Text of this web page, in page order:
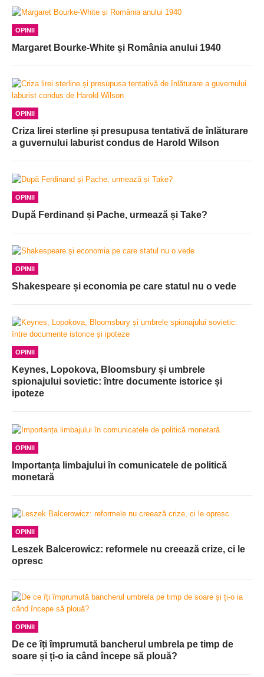
OPINII
Margaret Bourke-White și România anului 1940
OPINII
Criza lirei sterline și presupusa tentativă de înlăturare
a guvernului laburist condus de Harold Wilson
OPINII
După Ferdinand și Pache, urmează și Take?
OPINII
Shakespeare și economia pe care statul nu o vede
OPINII
Keynes, Lopokova, Bloomsbury și umbrele
spionajului sovietic: între documente istorice și
ipoteze
OPINII
Importanța limbajului în comunicatele de politică
monetară
OPINII
Leszek Balcerowicz: reformele nu creează crize, ci le
opresc
OPINII
De ce îți împrumută bancherul umbrela pe timp de
soare și ți-o ia când începe să plouă?